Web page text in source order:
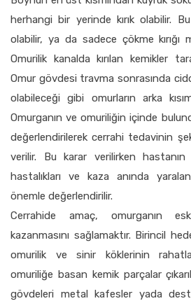
herhangi bir yerinde kırık olabilir.
olabilir, ya da sadece çökme kırığı
Omurilik kanalda kırılan kemikler
Omur gövdesi travma sonrasında
olabileceği gibi omurların arka
Omurganın ve omuriliğin içinde
değerlendirilerek cerrahi tedavinin
verilir. Bu karar verilirken
hastalıkları ve kaza anında
önemle değerlendirilir.
Cerrahide amaç, omurganın
kazanmasını sağlamaktır. Birincil
omurilik ve sinir köklerinin
omuriliğe basan kemik parçalar
gövdeleri metal kafesler yada